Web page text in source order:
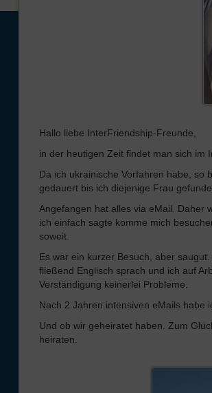
Hallo liebe InterFriendship-Freunde,
in der heutigen Zeit findet man sich im
Da ich ukrainische Vorfahren habe, so
gedauert bis ich diejenige Frau
Angefangen hat alles via eMail. Daher
ich einfach sagte komme mich
soweit.
Es war ein kurzer Besuch, aber
fließend Englisch sprach und ich auf
Verständigung keinerlei Probleme.
Nach 2 Jahren intensiven eMails habe
Und ob wir geheiratet haben. Zum
heiraten.